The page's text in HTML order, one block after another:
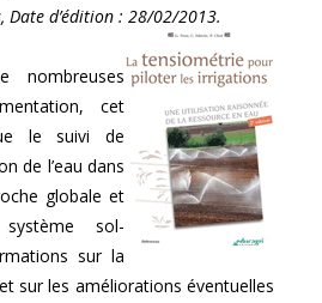
Date d’édition : 28/02/2013.
nombreuses
cet
le suivi de
de l’eau dans
globale et
sol-
sur la
sur les améliorations éventuelles